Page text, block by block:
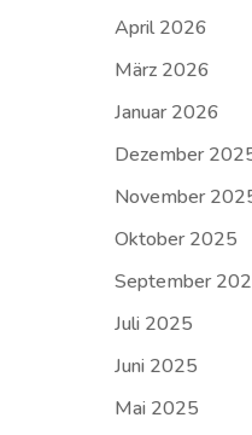
April 2026
März 2026
Januar 2026
Dezember
November
Oktober 2025
September
Juli 2025
Juni 2025
Mai 2025